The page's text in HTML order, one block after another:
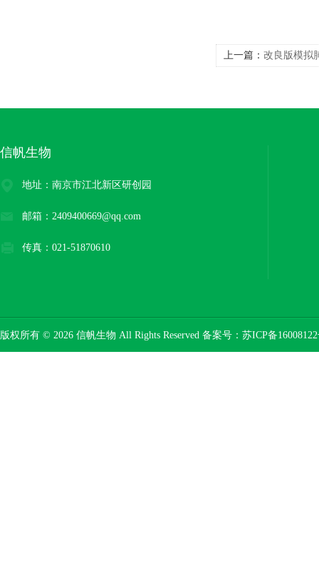
上一篇： 改良版模拟
信帆生物
地址：南京市江北新区研创园
邮箱：2409400669@qq.com
传真：021-51870610
版权所有 © 2026 信帆生物 All Rights Reserved 备案号： 苏ICP备